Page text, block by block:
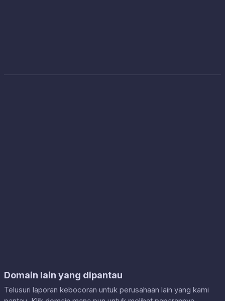
Domain lain yang dipantau
Telusuri laporan kebocoran untuk perusahaan lain yang kami